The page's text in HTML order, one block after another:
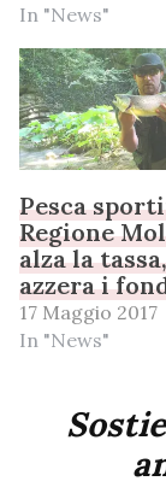
In "News"
Pesca
Regione
alza la
azzera i
17 Maggio 2017
In "News"